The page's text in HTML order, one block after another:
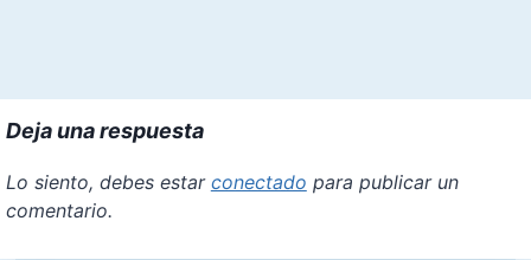
Deja una respuesta
Lo siento, debes estar conectado para publicar un
comentario.